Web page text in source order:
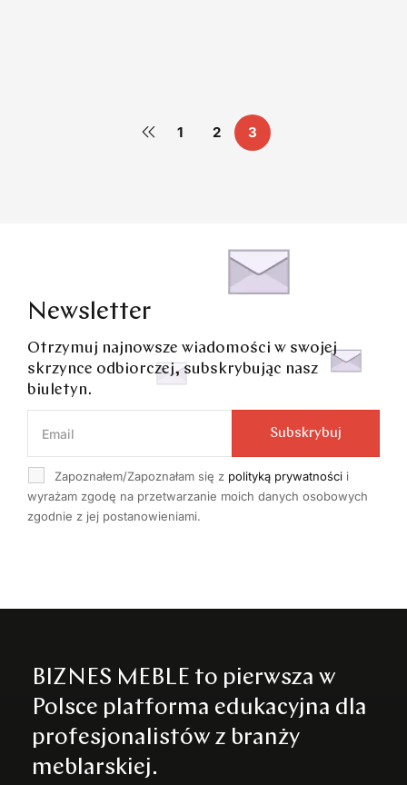
1 2 3
Newsletter
Otrzymuj najnowsze wiadomości w swojej
skrzynce odbiorczej, subskrybując nasz
biuletyn.
Zapoznałem/Zapoznałam się z polityką prywatności i
wyrażam zgodę na przetwarzanie moich danych osobowych
zgodnie z jej postanowieniami.
Subskrybuj
BIZNES MEBLE to pierwsza w
Polsce platforma edukacyjna dla
profesjonalistów z branży
meblarskiej.